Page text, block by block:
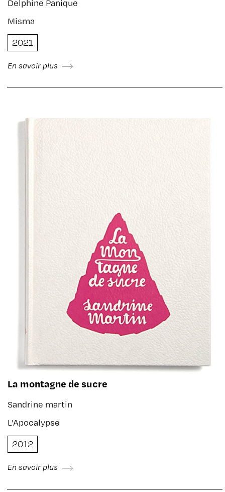
Delphine Panique
Misma
2021
En savoir plus
La montagne de sucre
Sandrine martin
L’Apocalypse
2012
En savoir plus